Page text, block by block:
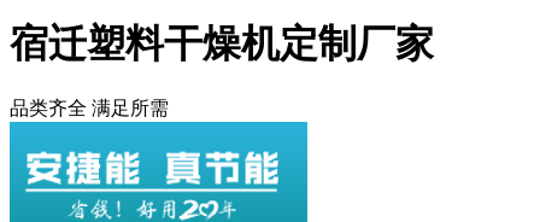
宿迁塑料干燥机定制厂家
品类齐全 满足所需